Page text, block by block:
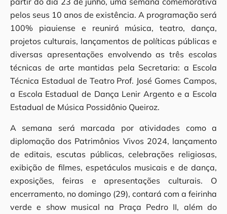
pelos seus 10 anos de existência. A programação será
100% piauiense e reunirá música, teatro, dança,
projetos culturais, lançamentos de políticas públicas e
diversas apresentações envolvendo as três escolas
técnicas de arte mantidas pela Secretaria: a Escola
Técnica Estadual de Teatro Prof. José Gomes Campos,
a Escola Estadual de Dança Lenir Argento e a Escola
Estadual de Música Possidônio Queiroz.
A semana será marcada por atividades como a
diplomação dos Patrimônios Vivos 2024, lançamento
de editais, escutas públicas, celebrações religiosas,
exibição de filmes, espetáculos musicais e de dança,
exposições, feiras e apresentações culturais. O
encerramento, no domingo (29), contará com a feirinha
verde e show musical na Praça Pedro II, além do